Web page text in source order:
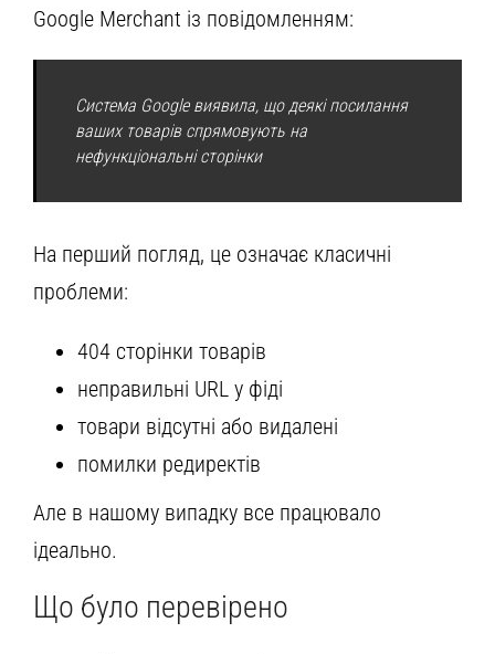
Google Merchant із повідомленням:
Система Google виявила, що деякі посилання
ваших товарів спрямовують на
нефункціональні сторінки
На перший погляд, це означає класичні
проблеми:
404 сторінки товарів
неправильні URL у фіді
товари відсутні або видалені
помилки редиректів
Але в нашому випадку все працювало
ідеально.
Що було перевірено